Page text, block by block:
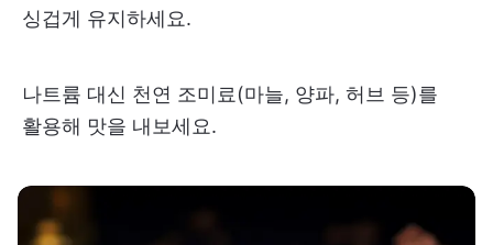
싱겁게 유지하세요.
나트륨 대신 천연 조미료(마늘, 양파, 허브 등)를
활용해 맛을 내보세요.